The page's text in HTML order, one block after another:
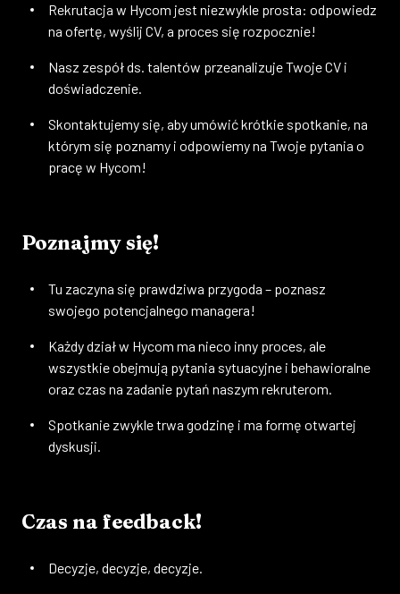
Rekrutacja w Hycom jest niezwykle prosta: odpowiedz
na ofertę, wyślij CV, a proces się rozpocznie!
Nasz zespół ds. talentów przeanalizuje Twoje CV i
doświadczenie.
Skontaktujemy się, aby umówić krótkie spotkanie, na
którym się poznamy i odpowiemy na Twoje pytania o
pracę w Hycom!
Poznajmy się!
Tu zaczyna się prawdziwa przygoda – poznasz
swojego potencjalnego managera!
Każdy dział w Hycom ma nieco inny proces, ale
wszystkie obejmują pytania sytuacyjne i behawioralne
oraz czas na zadanie pytań naszym rekruterom.
Spotkanie zwykle trwa godzinę i ma formę otwartej
dyskusji.
Czas na feedback!
Decyzje, decyzje, decyzje.